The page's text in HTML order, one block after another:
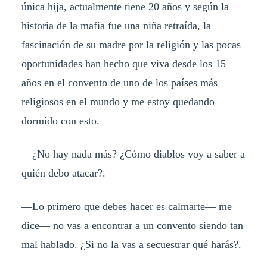
única hija, actualmente tiene 20 años y según la
historia de la mafia fue una niña retraída, la
fascinación de su madre por la religión y las pocas
oportunidades han hecho que viva desde los 15
años en el convento de uno de los países más
religiosos en el mundo y me estoy quedando
dormido con esto.
—¿No hay nada más? ¿Cómo diablos voy a saber a
quién debo atacar?.
—Lo primero que debes hacer es calmarte— me
dice— no vas a encontrar a un convento siendo tan
mal hablado. ¿Si no la vas a secuestrar qué harás?.